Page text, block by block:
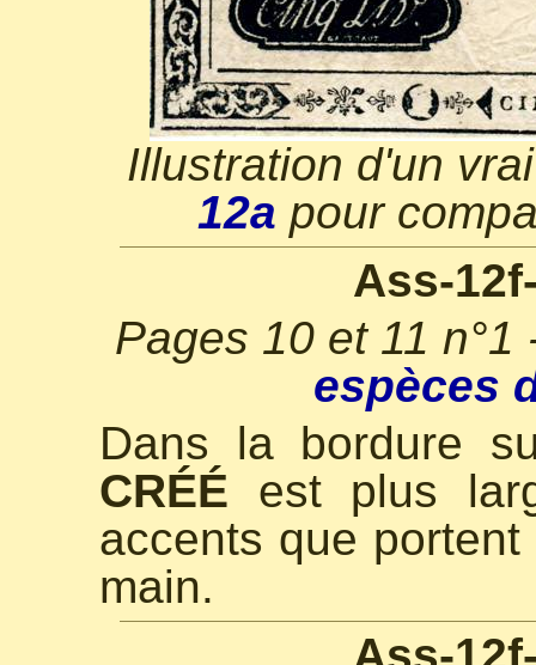
Illustration d'un
12a pour
Ass-
Pages 10 et 11
espèces
Dans la bordure
CRÉÉ est plus
accents que
main.